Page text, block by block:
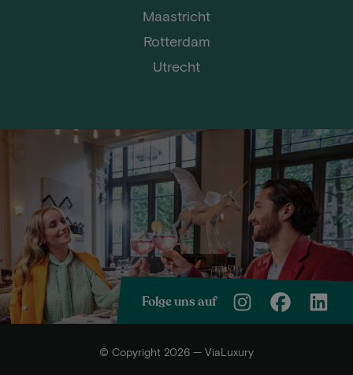
Maastricht
Rotterdam
Utrecht
Folge uns auf
© Copyright 2026 — ViaLuxury